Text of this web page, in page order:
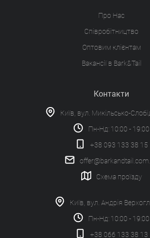
Про Нас
Співробітництво
Оптовим клієнтам
Вакансії в Bark&Tail
Контакти
Київ, вул. Микільсько-
Пн-Нд: 10:00 - 19:00
+38 093 133 38 15
Схема проїзду
Київ, вул. Андрія
Пн-Нд: 10:00 - 19:00
+38 066 133 38 13